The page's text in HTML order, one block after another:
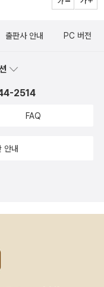
출판사 안내 PC 버전
2514
FAQ
안내